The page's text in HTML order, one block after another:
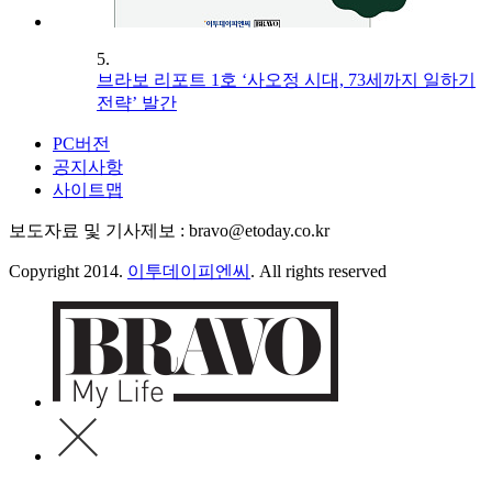
5.
브라보 리포트 1호 ‘사오정 시대, 73세까지 일하기
전략’ 발간
PC버전
공지사항
사이트맵
보도자료 및 기사제보 : bravo@etoday.co.kr
Copyright 2014. 이투데이피엔씨 . All rights reserved